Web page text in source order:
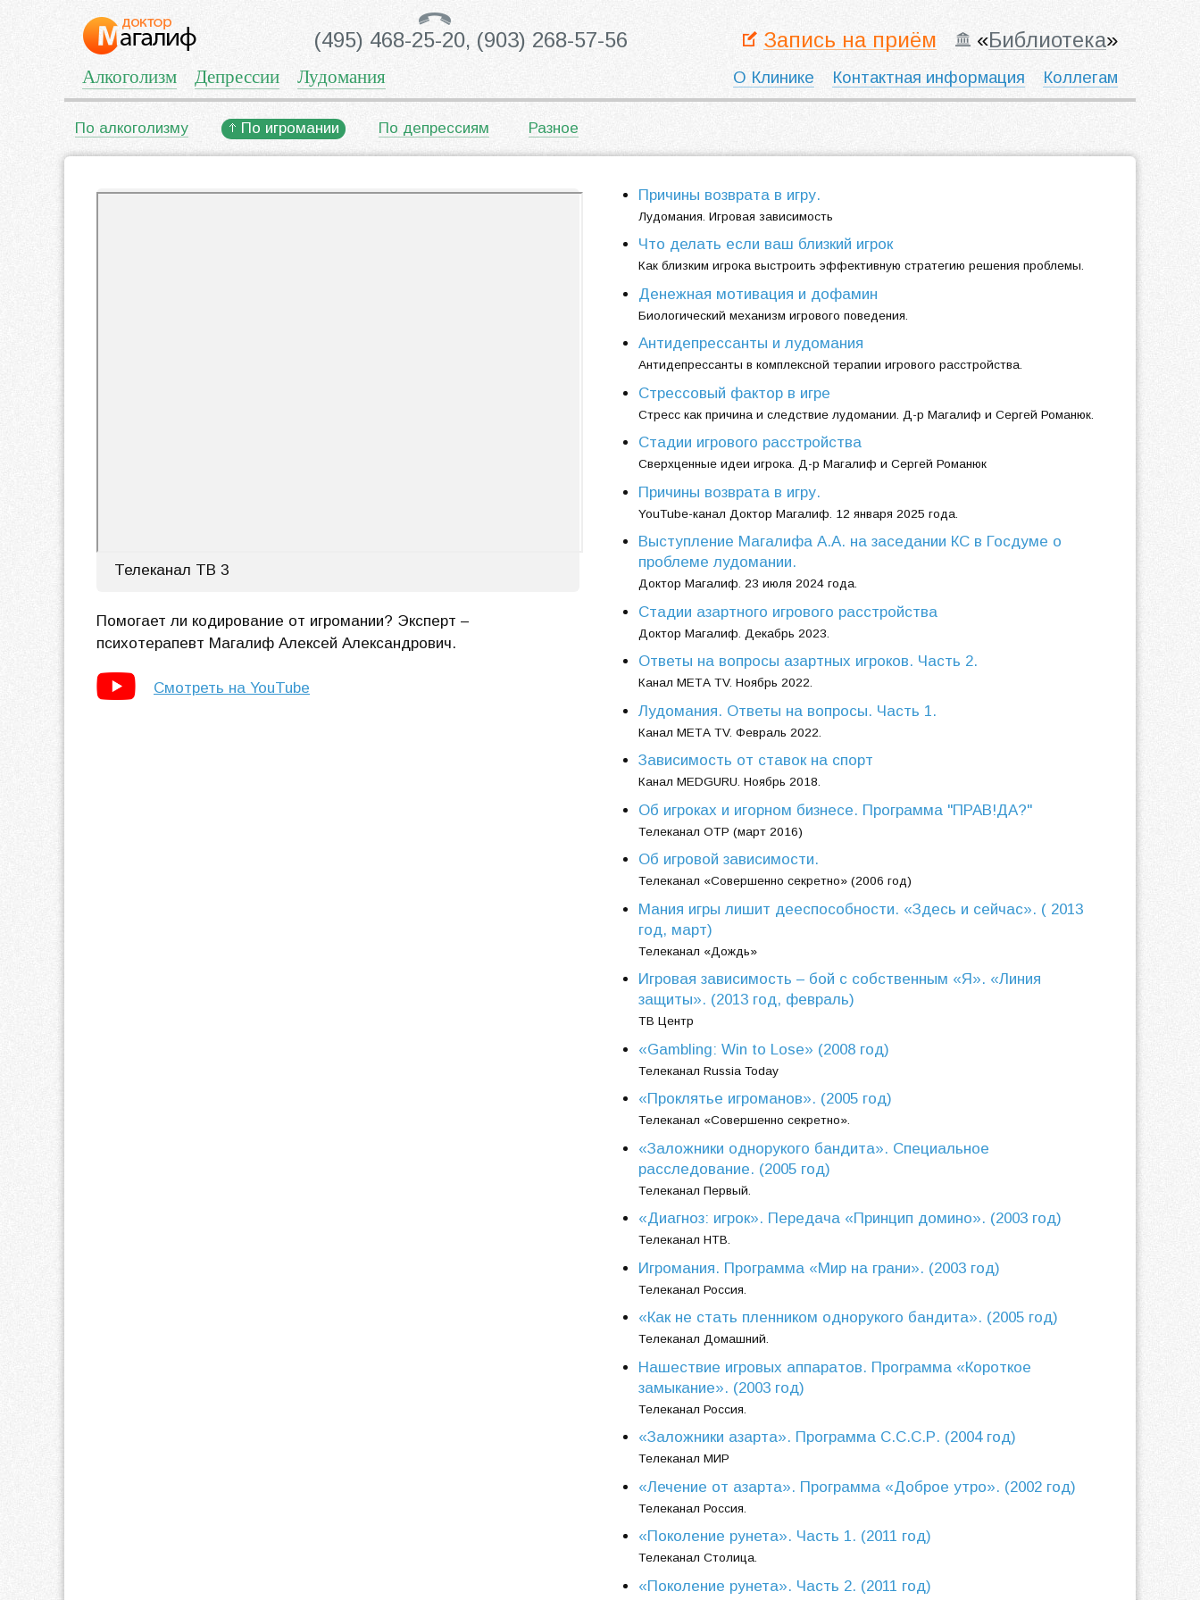
(495) 468-25-20, (903) 268-57-56 Запись на приём «Библиотека»
Алкоголизм Депрессии Лудомания О Клинике Контактная информация Коллегам
По алкоголизму По игромании По депрессиям Разное
Телеканал ТВ 3
Помогает ли кодирование от игромании? Эксперт –
психотерапевт Магалиф Алексей Александрович.
Смотреть на YouTube
Причины возврата в игру.
Лудомания. Игровая зависимость
Что делать если ваш близкий игрок
Как близким игрока выстроить эффективную стратегию решения проблемы.
Денежная мотивация и дофамин
Биологический механизм игрового поведения.
Антидепрессанты и лудомания
Антидепрессанты в комплексной терапии игрового расстройства.
Стрессовый фактор в игре
Стресс как причина и следствие лудомании. Д-р Магалиф и Сергей Романюк.
Стадии игрового расстройства
Сверхценные идеи игрока. Д-р Магалиф и Сергей Романюк
Причины возврата в игру.
YouTube-канал Доктор Магалиф. 12 января 2025 года.
Выступление Магалифа А.А. на заседании КС в Госдуме о
проблеме лудомании.
Доктор Магалиф. 23 июля 2024 года.
Стадии азартного игрового расстройства
Доктор Магалиф. Декабрь 2023.
Ответы на вопросы азартных игроков. Часть 2.
Канал МЕТА TV. Ноябрь 2022.
Лудомания. Ответы на вопросы. Часть 1.
Канал МЕТА TV. Февраль 2022.
Зависимость от ставок на спорт
Канал MEDGURU. Ноябрь 2018.
Об игроках и игорном бизнесе. Программа "ПРАВ!ДА?"
Телеканал ОТР (март 2016)
Об игровой зависимости.
Телеканал «Совершенно секретно» (2006 год)
Мания игры лишит дееспособности. «Здесь и сейчас». ( 2013
год, март)
Телеканал «Дождь»
Игровая зависимость – бой с собственным «Я». «Линия
защиты». (2013 год, февраль)
ТВ Центр
«Gambling: Win to Lose» (2008 год)
Телеканал Russia Today
«Проклятье игроманов». (2005 год)
Телеканал «Совершенно секретно».
«Заложники однорукого бандита». Специальное
расследование. (2005 год)
Телеканал Первый.
«Диагноз: игрок». Передача «Принцип домино». (2003 год)
Телеканал НТВ.
Игромания. Программа «Мир на грани». (2003 год)
Телеканал Россия.
«Как не стать пленником однорукого бандита». (2005 год)
Телеканал Домашний.
Нашествие игровых аппаратов. Программа «Короткое
замыкание». (2003 год)
Телеканал Россия.
«Заложники азарта». Программа С.С.С.Р. (2004 год)
Телеканал МИР
«Лечение от азарта». Программа «Доброе утро». (2002 год)
Телеканал Россия.
«Поколение рунета». Часть 1. (2011 год)
Телеканал Столица.
«Поколение рунета». Часть 2. (2011 год)